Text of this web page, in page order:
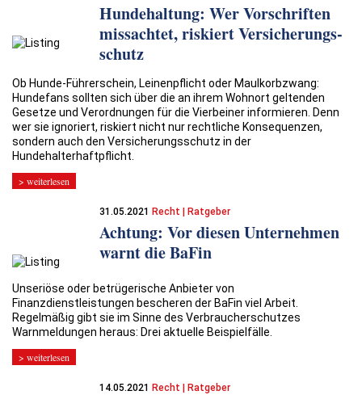
Hundehaltung: Wer Vorschriften
missachtet, riskiert Versicherungs­
schutz
Ob Hunde-Führerschein, Leinenpflicht oder Maulkorbzwang:
Hundefans sollten sich über die an ihrem Wohnort geltenden
Gesetze und Verordnungen für die Vierbeiner informieren. Denn
wer sie ignoriert, riskiert nicht nur rechtliche Konsequenzen,
sondern auch den Versicherungsschutz in der
Hundehalterhaftpflicht.
> weiterlesen
31.05.2021Recht | Ratgeber
Achtung: Vor diesen Unternehmen
warnt die BaFin
Unseriöse oder betrügerische Anbieter von
Finanzdienstleistungen bescheren der BaFin viel Arbeit.
Regelmäßig gibt sie im Sinne des Verbraucherschutzes
Warnmeldungen heraus: Drei aktuelle Beispielfälle.
> weiterlesen
14.05.2021 Recht | Ratgeber